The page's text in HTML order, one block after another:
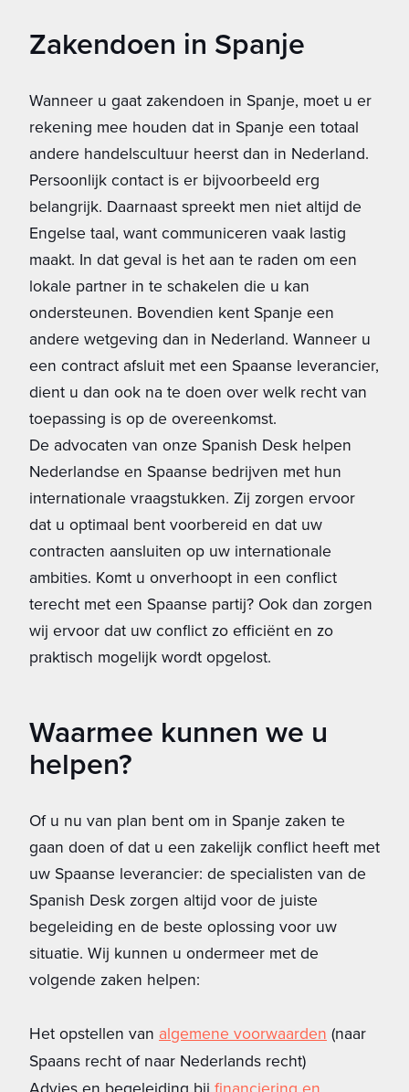
Zakendoen in Spanje
Wanneer u gaat zakendoen in Spanje, moet u er
rekening mee houden dat in Spanje een totaal
andere handelscultuur heerst dan in Nederland.
Persoonlijk contact is er bijvoorbeeld erg
belangrijk. Daarnaast spreekt men niet altijd de
Engelse taal, want communiceren vaak lastig
maakt. In dat geval is het aan te raden om een
lokale partner in te schakelen die u kan
ondersteunen. Bovendien kent Spanje een
andere wetgeving dan in Nederland. Wanneer u
een contract afsluit met een Spaanse leverancier,
dient u dan ook na te doen over welk recht van
toepassing is op de overeenkomst.
De advocaten van onze Spanish Desk helpen
Nederlandse en Spaanse bedrijven met hun
internationale vraagstukken. Zij zorgen ervoor
dat u optimaal bent voorbereid en dat uw
contracten aansluiten op uw internationale
ambities. Komt u onverhoopt in een conflict
terecht met een Spaanse partij? Ook dan zorgen
wij ervoor dat uw conflict zo efficiënt en zo
praktisch mogelijk wordt opgelost.
Waarmee kunnen we u
helpen?
Of u nu van plan bent om in Spanje zaken te
gaan doen of dat u een zakelijk conflict heeft met
uw Spaanse leverancier: de specialisten van de
Spanish Desk zorgen altijd voor de juiste
begeleiding en de beste oplossing voor uw
situatie. Wij kunnen u ondermeer met de
volgende zaken helpen:
Het opstellen van algemene voorwaarden (naar
Spaans recht of naar Nederlands recht)